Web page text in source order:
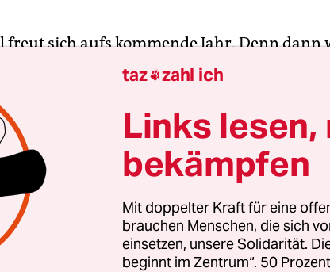
freut sich aufs kommende Jahr. Denn dann
steht es auf der Facebookseite
als „Deutschlands frechster
„Sozialschmarotzer vom Dienst“ und
das aufregende Zeiten, damals, unter
16 Jahren Helmut Kohl schien alles
Schröder 1998 bei seinem Einzug
und die Menschen ermuntert, ihr Erspartes
taz zahl ich
Links
bekämpfen
Mit doppelter Kraft für eine
brauchen Menschen, die sich
einsetzen, unsere Solidarität.
beginnt im Zentrum“. 50